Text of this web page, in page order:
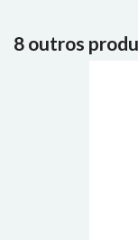
8 outros